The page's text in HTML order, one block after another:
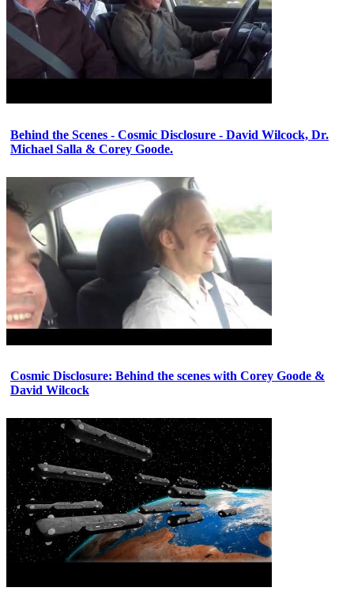
Behind the Scenes - Cosmic Disclosure - David Wilcock, Dr.
Michael Salla & Corey Goode.
Cosmic Disclosure: Behind the scenes with Corey Goode &
David Wilcock